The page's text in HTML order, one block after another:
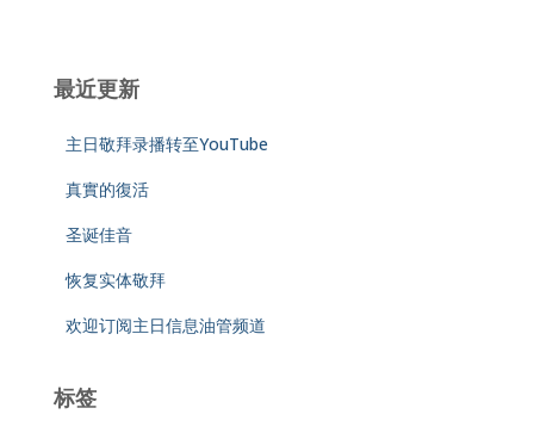
最近更新
主日敬拜录播转至YouTube
真實的復活
圣诞佳音
恢复实体敬拜
欢迎订阅主日信息油管频道
标签